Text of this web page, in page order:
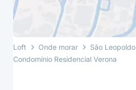
Loft Onde morar São Leopoldo
Condomínio Residencial Verona